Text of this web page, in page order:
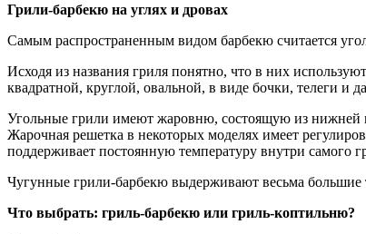
Грили-барбекю на углях и дровах
Самым распространенным видом барбекю считается
Исходя из названия гриля понятно, что в них
квадратной, круглой, овальной, в виде бочки, телеги и
Угольные грили имеют жаровню, состоящую из нижней
Жарочная решетка в некоторых моделях имеет
поддерживает постоянную температуру внутри самого
Чугунные грили-барбекю выдерживают весьма большие
Что выбрать: гриль-барбекю или гриль-коптильню?